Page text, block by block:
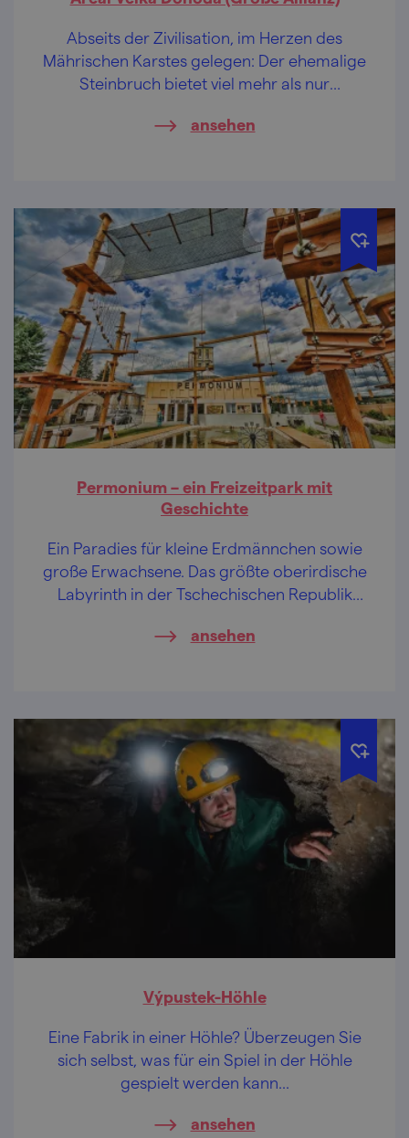
Abseits der Zivilisation, im Herzen des
Mährischen Karstes gelegen: Der ehemalige
Steinbruch bietet viel mehr als nur
ansehen
Permonium – ein Freizeitpark mit
Geschichte
Ein Paradies für kleine Erdmännchen sowie
große Erwachsene. Das größte oberirdische
Labyrinth in der Tschechischen Republik
Muskeln und Hirnwindungen.
ansehen
Výpustek-Höhle
Eine Fabrik in einer Höhle? Überzeugen Sie
sich selbst, was für ein Spiel in der Höhle
gespielt werden kann...
ansehen